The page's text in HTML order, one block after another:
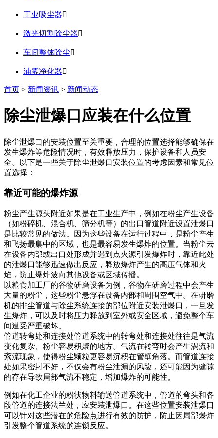
工业吸尘器
激光切割除尘器
车间整体除尘
油雾净化器
首页 > 新闻资讯 > 新闻动态
除尘泄爆口应装在什么位置
除尘泄爆口的安装位置至关重要，合理的位置选择能够确保在
发生爆炸等危险情况时，有效释放压力，保护设备和人员安
全。以下是一些关于除尘泄爆口安装位置的考虑因素和常见位
置选择：
靠近可能的爆炸源
粉尘产生源头附近如果是在工业生产中，例如在粉尘产生设备
（如粉碎机、混合机、筛分机等）的出口管道附近设置泄爆口
是比较常见的做法。因为这些设备在运行过程中，是粉尘产生
和飞扬最集中的区域，也是最容易发生爆炸的位置。当粉尘云
在设备内部或出口处形成并遇到点火源引发爆炸时，靠近此处
的泄爆口能够迅速做出反应，释放爆炸产生的高压气体和火
焰，防止爆炸波向其他设备或区域传播。
以粮食加工厂的谷物研磨设备为例，谷物在研磨过程中会产生
大量的粉尘，这些粉尘悬浮在设备内部和周围空气中。在研磨
机的排尘管道与除尘系统连接的部位附近安装泄爆口，一旦发
生爆炸，可以及时将压力释放到室外或安全区域，避免整个车
间遭受严重破坏。
管道转弯处和连接处管道系统中的转弯处和连接处往往是气流
变化复杂、粉尘容易积聚的地方。气流在转弯时会产生涡流和
紊流现象，使得粉尘颗粒更容易沉积在管壁角落。而管道连接
处如果密封不好，不仅会有粉尘泄漏的风险，还可能因为缝隙
的存在导致局部气流不稳定，增加爆炸的可能性。
例如在化工企业的粉状物料输送管道系统中，管道的弯头和各
段管道的连接法兰处，应安装泄爆口。在这些位置安装泄爆口
可以针对这些潜在的危险点进行有效的防护，防止因局部爆炸
引发整个管道系统的连锁反应。